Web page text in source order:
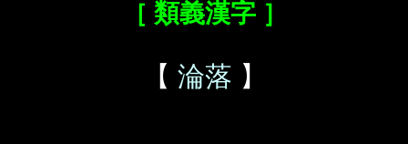
［ 類義漢字 ］
【 淪落 】